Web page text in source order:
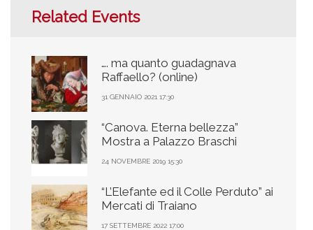
Related Events
…. ma quanto guadagnava
Raffaello? (online)
31 GENNAIO 2021 17:30
“Canova. Eterna bellezza”
Mostra a Palazzo Braschi
24 NOVEMBRE 2019 15:30
“L’Elefante ed il Colle Perduto” ai
Mercati di Traiano
17 SETTEMBRE 2022 17:00